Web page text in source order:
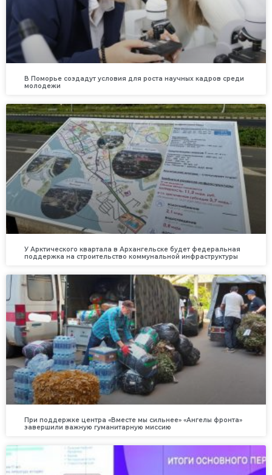
В Поморье создадут условия для роста научных кадров среди
молодежи
У Арктического квартала в Архангельске будет федеральная
поддержка на строительство коммунальной инфраструктуры
При поддержке центра «Вместе мы сильнее» «Ангелы фронта»
завершили важную гуманитарную миссию